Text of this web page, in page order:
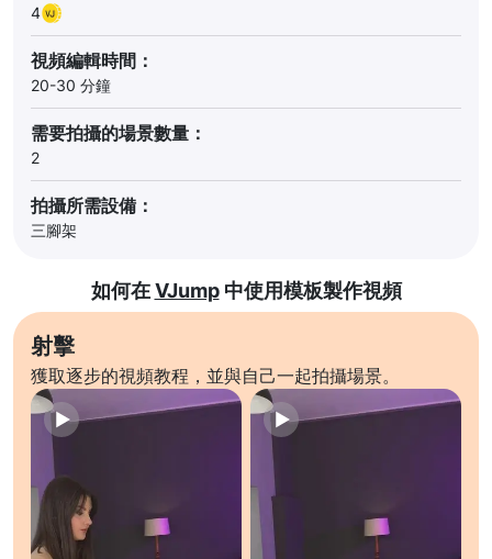
4
視頻編輯時間：
20-30 分鐘
需要拍攝的場景數量：
2
拍攝所需設備：
三腳架
如何在VJump中使用模板製作視頻
射擊
獲取逐步的視頻教程，並與自己一起拍攝場景。